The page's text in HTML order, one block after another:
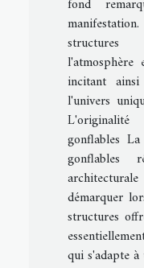
fond
structures
l'atmosphère
incitant
l'univers
gonflables
gonflables
démarquer
structures
qui s'adapte